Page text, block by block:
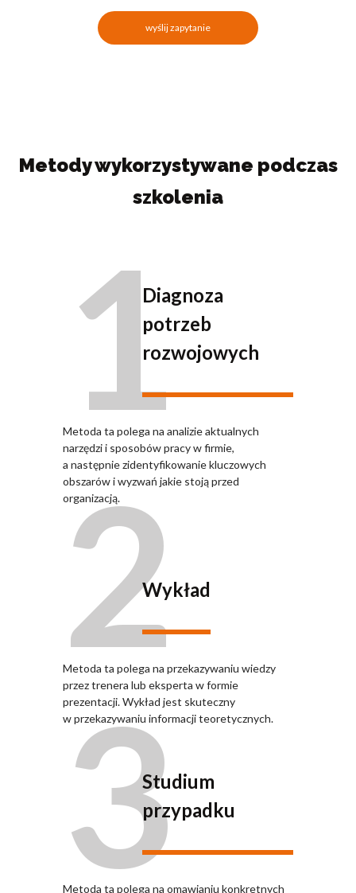
wyślij zapytanie
Metody wykorzystywane podczas
szkolenia
1Diagnoza
potrzeb
rozwojowych
Metoda ta polega na analizie aktualnych
narzędzi i sposobów pracy w firmie,
a następnie zidentyfikowanie kluczowych
obszarów i wyzwań jakie stoją przed
organizacją.
2Wykład
Metoda ta polega na przekazywaniu wiedzy
przez trenera lub eksperta w formie
prezentacji. Wykład jest skuteczny
w przekazywaniu informacji teoretycznych.
3Studium
przypadku
Metoda ta polega na omawianiu konkretnych